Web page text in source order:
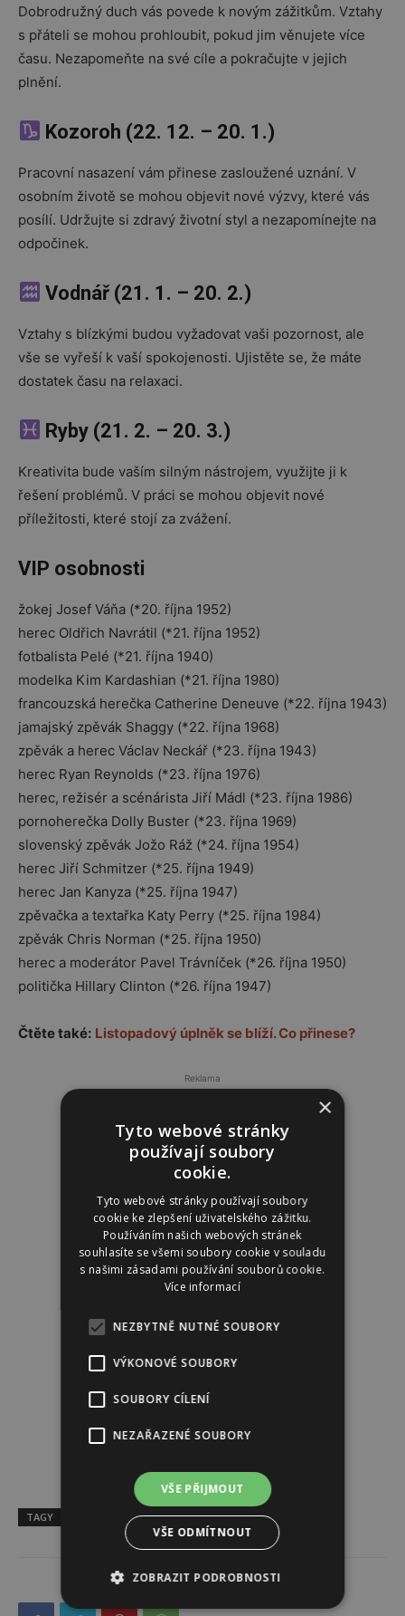
Dobrodružný duch vás povede k novým zážitkům. Vztahy
s přáteli se mohou prohloubit, pokud jim věnujete více
času. Nezapomeňte na své cíle a pokračujte v jejich
plnění.
Kozoroh (22. 12. – 20. 1.)
Pracovní nasazení vám přinese zasloužené uznání. V
osobním životě se mohou objevit nové výzvy, které vás
posílí. Udržujte si zdravý životní styl a nezapomínejte na
odpočinek.
Vodnář (21. 1. – 20. 2.)
Vztahy s blízkými budou vyžadovat vaši pozornost, ale
vše se vyřeší k vaší spokojenosti. Ujistěte se, že máte
dostatek času na relaxaci.
Ryby (21. 2. – 20. 3.)
Kreativita bude vaším silným nástrojem, využijte ji k
řešení problémů. V práci se mohou objevit nové
příležitosti, které stojí za zvážení.
VIP osobnosti
žokej Josef Váňa (*20. října 1952)
herec Oldřich Navrátil (*21. října 1952)
fotbalista Pelé (*21. října 1940)
modelka Kim Kardashian (*21. října 1980)
francouzská herečka Catherine Deneuve (*22. října 1943)
jamajský zpěvák Shaggy (*22. října 1968)
zpěvák a herec Václav Neckář (*23. října 1943)
herec Ryan Reynolds (*23. října 1976)
herec, režisér a scénárista Jiří Mádl (*23. října 1986)
pornoherečka Dolly Buster (*23. října 1969)
slovenský zpěvák Jožo Ráž (*24. října 1954)
herec Jiří Schmitzer (*25. října 1949)
herec Jan Kanyza (*25. října 1947)
zpěvačka a textařka Katy Perry (*25. října 1984)
zpěvák Chris Norman (*25. října 1950)
herec a moderátor Pavel Trávníček (*26. října 1950)
politička Hillary Clinton (*26. října 1947)
Čtěte také: Listopadový úplněk se blíží. Co přinese?
Reklama
TAGY horoskop týdenní horoskop
×
Tyto webové stránky
používají soubory
cookie.
Tyto webové stránky používají soubory
cookie ke zlepšení uživatelského zážitku.
Používáním našich webových stránek
souhlasíte se všemi soubory cookie v souladu
s našimi zásadami používání souborů cookie.
Více informací
NEZBYTNĚ NUTNÉ SOUBORY
VÝKONOVÉ SOUBORY
SOUBORY CÍLENÍ
NEZAŘAZENÉ SOUBORY
VŠE PŘIJMOUT
VŠE ODMÍTNOUT
ZOBRAZIT PODROBNOSTI